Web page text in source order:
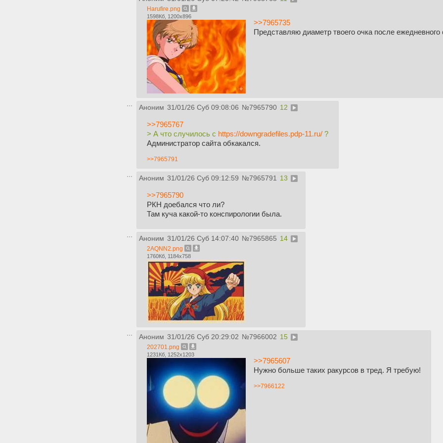
Harufire.png
1598Кб, 1200x896
>>7965735
Представляю диаметр твоего очка после ежедневного
Аноним 31/01/26 Суб 09:08:06 №7965790 12
>>7965767
> А что случилось с https://downgradefiles.pdp-11.ru/ ?
Администратор сайта обкакался.
>>7965791
Аноним 31/01/26 Суб 09:12:59 №7965791 13
>>7965790
РКН доебался что ли?
Там куча какой-то конспирологии была.
Аноним 31/01/26 Суб 14:07:40 №7965865 14
2AQNN2.png
1760Кб, 1184x758
Аноним 31/01/26 Суб 20:29:02 №7966002 15
202701.png
1231Кб, 1252x1203
>>7965607
Нужно больше таких ракурсов в тред. Я требую!
>>7966122